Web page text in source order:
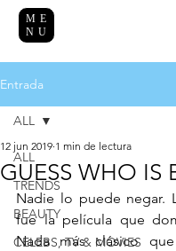
ME
NU
Entrada
ALL
TRENDS
BEAUTY
CELEBS, TV & MOVIES
ALL
GUESS WHO IS
12 jun 2019 1 min de lectura
Nadie lo puede negar.
fue la película que
Nada más clásico